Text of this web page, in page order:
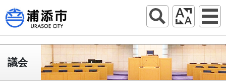
議会